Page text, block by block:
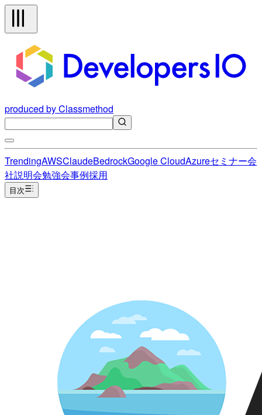
produced by Classmethod
TrendingAWSClaudeBedrockGoogle CloudAzureセミナー会
社説明会勉強会事例採用
目次